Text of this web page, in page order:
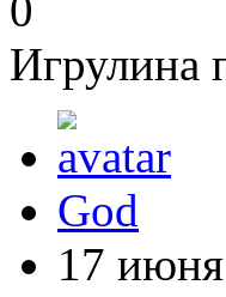
0
Игрулина
God
17